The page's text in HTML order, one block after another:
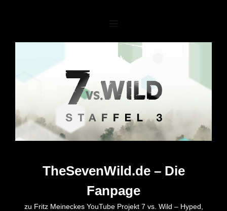
TheSevenWild.de – Die
Fanpage
zu Fritz Meineckes YouTube Projekt 7 vs. Wild – Hyped,